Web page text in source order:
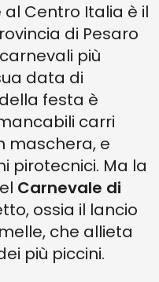
Centro Italia è il
di Pesaro
più
data di
festa è
carri
maschera, e
pirotecnici. Ma la
Carnevale di
ossia il lancio
che allieta
più piccini.